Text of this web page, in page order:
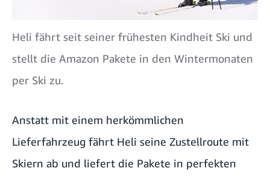
Heli fährt seit seiner frühesten Kindheit Ski und
stellt die Amazon Pakete in den Wintermonaten
per Ski zu.
Anstatt mit einem herkömmlichen
Lieferfahrzeug fährt Heli seine Zustellroute mit
Skiern ab und liefert die Pakete in perfekten